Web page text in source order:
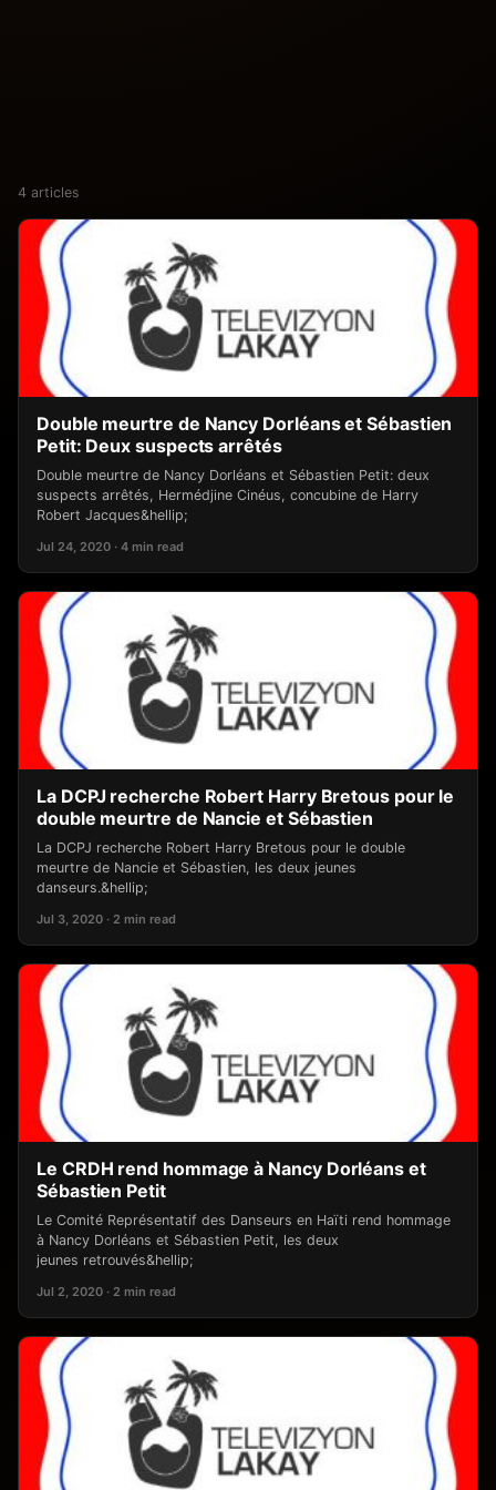
4 articles
Double meurtre de Nancy Dorléans et Sébastien
Petit: Deux suspects arrêtés
Double meurtre de Nancy Dorléans et Sébastien Petit: deux
suspects arrêtés, Hermédjine Cinéus, concubine de Harry
Robert Jacques&hellip;
Jul 24, 2020 · 4 min read
La DCPJ recherche Robert Harry Bretous pour le
double meurtre de Nancie et Sébastien
La DCPJ recherche Robert Harry Bretous pour le double
meurtre de Nancie et Sébastien, les deux jeunes
danseurs.&hellip;
Jul 3, 2020 · 2 min read
Le CRDH rend hommage à Nancy Dorléans et
Sébastien Petit
Le Comité Représentatif des Danseurs en Haïti rend hommage
à Nancy Dorléans et Sébastien Petit, les deux
jeunes retrouvés&hellip;
Jul 2, 2020 · 2 min read